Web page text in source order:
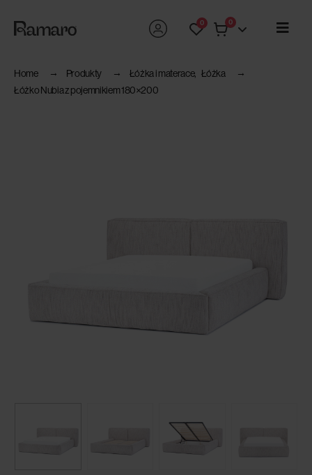
0 0
Home Produkty Łóżka i materace, Łóżka
Łóżko Nubia z pojemnikiem 180×200